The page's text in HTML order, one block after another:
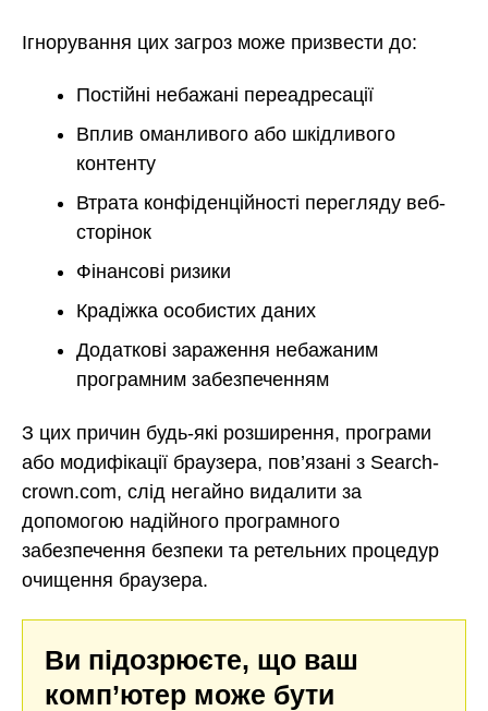
Ігнорування цих загроз може призвести до:
Постійні небажані переадресації
Вплив оманливого або шкідливого
контенту
Втрата конфіденційності перегляду веб-
сторінок
Фінансові ризики
Крадіжка особистих даних
Додаткові зараження небажаним
програмним забезпеченням
З цих причин будь-які розширення, програми
або модифікації браузера, пов’язані з Search-
crown.com, слід негайно видалити за
допомогою надійного програмного
забезпечення безпеки та ретельних процедур
очищення браузера.
Ви підозрюєте, що ваш
комп’ютер може бути